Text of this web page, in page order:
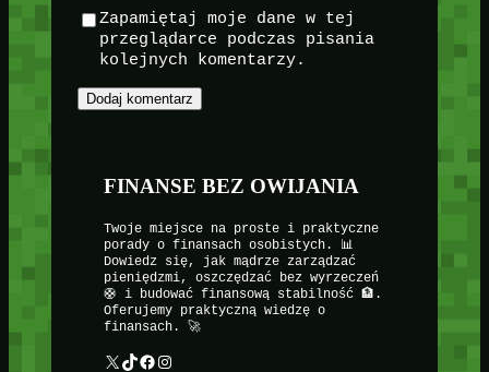
Zapamiętaj moje dane w tej
przeglądarce podczas pisania
kolejnych komentarzy.
FINANSE BEZ OWIJANIA
Twoje miejsce na proste i praktyczne
porady o finansach osobistych. 📊
Dowiedz się, jak mądrze zarządzać
pieniędzmi, oszczędzać bez wyrzeczeń
🛟 i budować finansową stabilność 🏦.
Oferujemy praktyczną wiedzę o
finansach. 🚀
X TikTok Facebook Instagram